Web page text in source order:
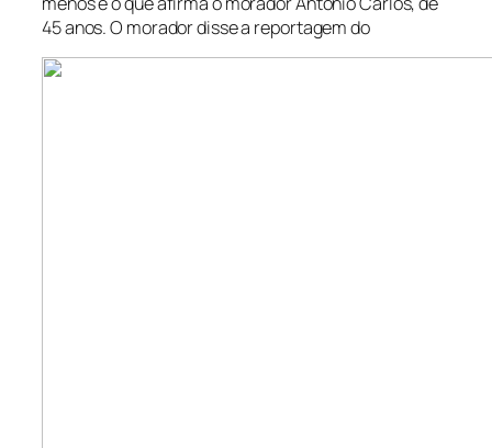
45 anos. O morador disse a reportagem do